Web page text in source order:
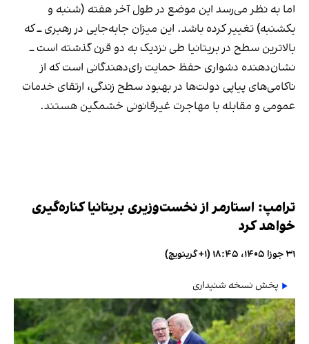
اما به نظر می‌رسد این موضع در طول آخر هفته (شنبه و
یکشنبه) تغییر کرده باشد. این میزان جابه‌جایی در رهبری ــ که
بالاترین سطح در بریتانیا طی نزدیک به دو قرن گذشته است ــ
نشان‌دهنده دشواری حفظ حمایت رای‌دهندگانی است که از
ناکامی‌های پیاپی دولت‌ها در بهبود سطح زندگی، ارتقای خدمات
عمومی و مقابله با مهاجرت غیرقانونی خشمگین هستند.
ترامپ: استارمر از نخست‌وزیری بریتانیا کناره‌گیری
خواهد کرد
۳۱ جوزا ۱۴۰۵، ۱۸:۴۵ (‎+۱ گرینویچ)
پخش نسخه شنیداری